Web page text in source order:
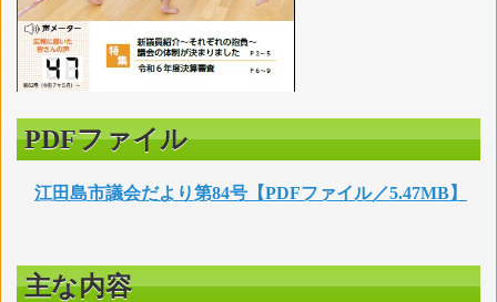
PDFファイル
江田島市議会だより第84号【PDFファイル／5.47MB】
主な内容